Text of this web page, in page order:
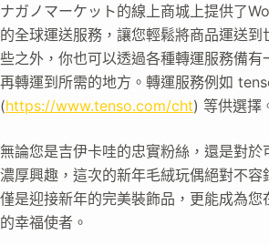
ナガノマーケット的線上商城上提供了
的全球運送服務，讓您輕鬆將商品運送到
些之外，你也可以透過各種轉運服務備有
再轉運到所需的地方。轉運服務例如
(https://www.tenso.com/cht) 等供選擇
無論您是吉伊卡哇的忠實粉絲，還是對於
濃厚興趣，這次的新年毛絨玩偶絕對不容
僅是迎接新年的完美裝飾品，更能成為您
的幸福使者。